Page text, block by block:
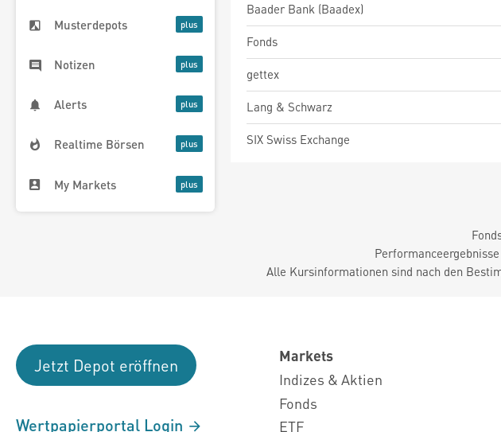
Musterdepots
Notizen
Alerts
Realtime Börsen
My Markets
Baader Bank (Baadex)
Fonds
gettex
Lang & Schwarz
SIX Swiss Exchange
Alle Kursinformationen sind nach den
Jetzt Depot eröffnen
Wertpapierportal Login
Markets
Indizes & Aktien
Fonds
ETF